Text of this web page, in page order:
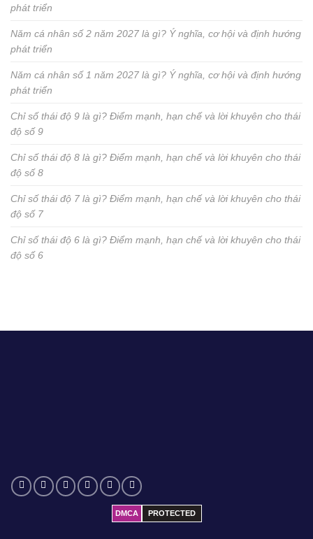
phát triển
Năm cá nhân số 2 năm 2027 là gì? Ý nghĩa, cơ hội và định hướng
phát triển
Năm cá nhân số 1 năm 2027 là gì? Ý nghĩa, cơ hội và định hướng
phát triển
Chỉ số thái độ 9 là gì? Điểm mạnh, hạn chế và lời khuyên cho thái
độ số 9
Chỉ số thái độ 8 là gì? Điểm mạnh, hạn chế và lời khuyên cho thái
độ số 8
Chỉ số thái độ 7 là gì? Điểm mạnh, hạn chế và lời khuyên cho thái
độ số 7
Chỉ số thái độ 6 là gì? Điểm mạnh, hạn chế và lời khuyên cho thái
độ số 6
DMCA PROTECTED